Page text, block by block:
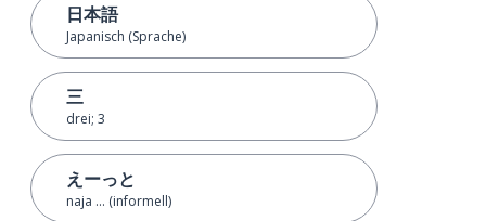
日本語
Japanisch (Sprache)
三
drei; 3
えーっと
naja ... (informell)